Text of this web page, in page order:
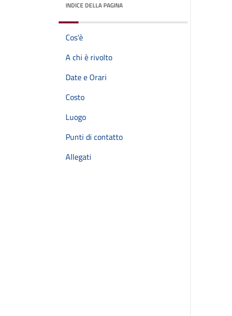
INDICE DELLA PAGINA
Cos'è
A chi è rivolto
Date e Orari
Costo
Luogo
Punti di contatto
Allegati